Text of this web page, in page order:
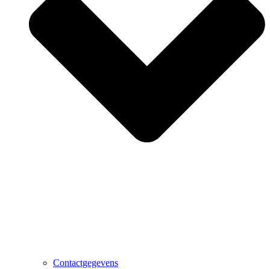
Contactgegevens